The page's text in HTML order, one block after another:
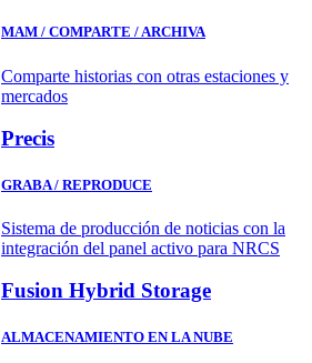
MAM / COMPARTE / ARCHIVA
Comparte historias con otras estaciones y
mercados
Precis
GRABA / REPRODUCE
Sistema de producción de noticias con la
integración del panel activo para NRCS
Fusion Hybrid Storage
ALMACENAMIENTO EN LA NUBE